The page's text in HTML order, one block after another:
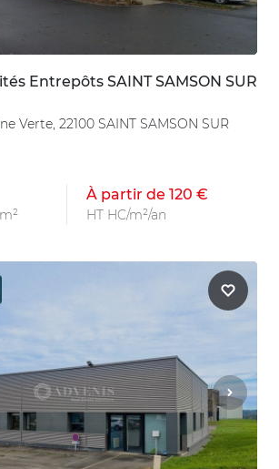
Entrepôts SAINT SAMSON SUR
Verte, 22100 SAINT SAMSON SUR
À partir de 120 €
HT HC/m²/an